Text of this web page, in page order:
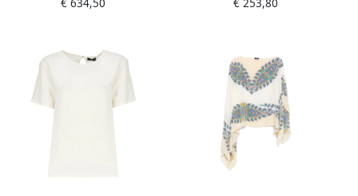
€ 634,50
Beige Dames
€ 253,80